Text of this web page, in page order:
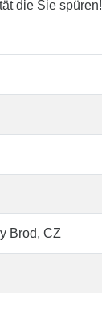
die Sie spüren!
Brod, CZ